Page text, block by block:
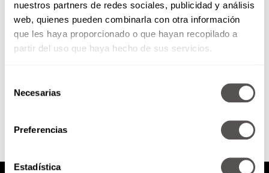
nuestros partners de redes sociales, publicidad y análisis
web, quienes pueden combinarla con otra información
que les haya proporcionado o que hayan recopilado a
partir del uso que haya hecho de sus servicios.
Necesarias
Preferencias
Estadística
¿Tienen alguna? No se agobien,
les decimos por qué salen, cómo
se quitan y cómo evitarlas.